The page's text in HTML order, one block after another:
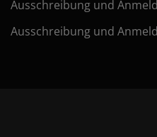
Ausschreibung und
Ausschreibung und